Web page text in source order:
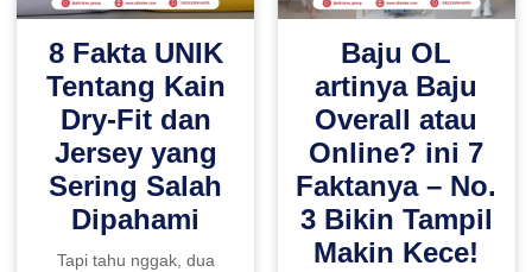
8 Fakta UNIK
Tentang Kain
Dry-Fit dan
Jersey yang
Sering Salah
Dipahami
Tapi tahu nggak, dua
Baju OL
artinya Baju
Overall atau
Online? ini 7
Faktanya – No.
3 Bikin Tampil
Makin Kece!